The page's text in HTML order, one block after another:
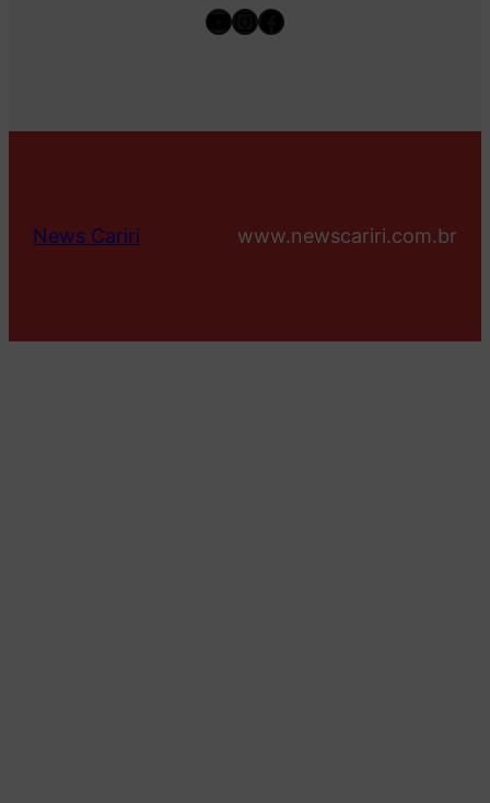
Youtube
Instagram
Facebook
News Cariri www.newscariri.com.br